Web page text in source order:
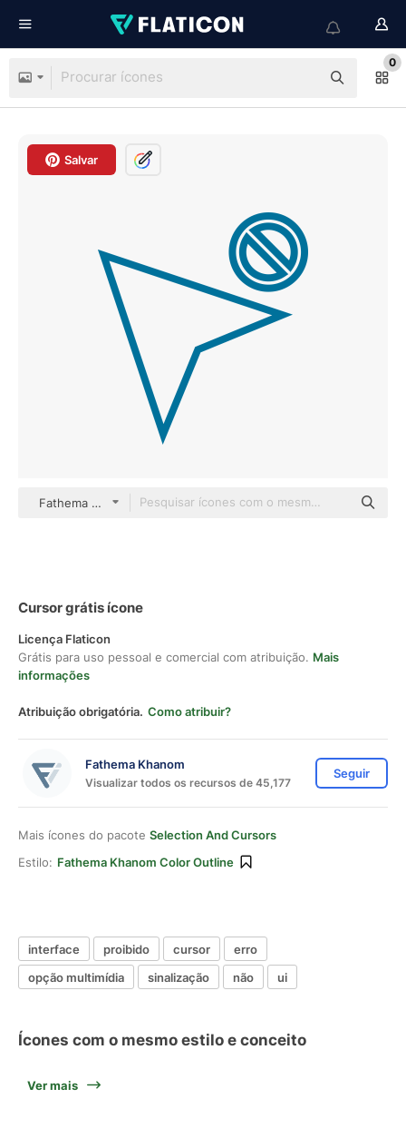
0
Salvar
Fathema Khanom color outline
Cursor grátis ícone
Licença Flaticon
Grátis para uso pessoal e comercial com atribuição. Mais
informações
Atribuição obrigatória. Como atribuir?
Fathema Khanom
Visualizar todos os recursos de 45,177
Seguir
Mais ícones do pacote Selection And Cursors
Estilo: Fathema Khanom Color Outline
interface proibido cursor
erro
opção multimídia
sinalização não ui
Ícones com o mesmo estilo e conceito
Ver mais